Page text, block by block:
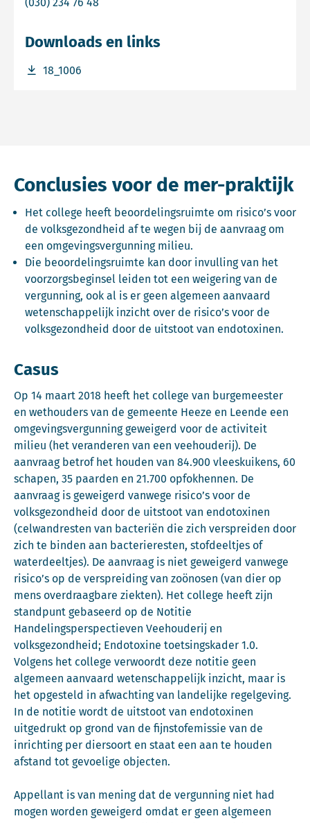
Downloads en links
18_1006
Download bestand 18_1006
Conclusies voor de mer-praktijk
Het college heeft beoordelingsruimte om risico’s voor
de volksgezondheid af te wegen bij de aanvraag om
een omgevingsvergunning milieu.
Die beoordelingsruimte kan door invulling van het
voorzorgsbeginsel leiden tot een weigering van de
vergunning, ook al is er geen algemeen aanvaard
wetenschappelijk inzicht over de risico’s voor de
volksgezondheid door de uitstoot van endotoxinen.
Casus
Op 14 maart 2018 heeft het college van burgemeester
en wethouders van de gemeente Heeze en Leende een
omgevingsvergunning geweigerd voor de activiteit
milieu (het veranderen van een veehouderij). De
aanvraag betrof het houden van 84.900 vleeskuikens, 60
schapen, 35 paarden en 21.700 opfokhennen. De
aanvraag is geweigerd vanwege risico’s voor de
volksgezondheid door de uitstoot van endotoxinen
(celwandresten van bacteriën die zich verspreiden door
zich te binden aan bacterieresten, stofdeeltjes of
waterdeeltjes). De aanvraag is niet geweigerd vanwege
risico’s op de verspreiding van zoönosen (van dier op
mens overdraagbare ziekten). Het college heeft zijn
standpunt gebaseerd op de Notitie
Handelingsperspectieven Veehouderij en
volksgezondheid; Endotoxine toetsingskader 1.0.
Volgens het college verwoordt deze notitie geen
algemeen aanvaard wetenschappelijk inzicht, maar is
het opgesteld in afwachting van landelijke regelgeving.
In de notitie wordt de uitstoot van endotoxinen
uitgedrukt op grond van de fijnstofemissie van de
inrichting per diersoort en staat een aan te houden
afstand tot gevoelige objecten.
Appellant is van mening dat de vergunning niet had
mogen worden geweigerd omdat er geen algemeen